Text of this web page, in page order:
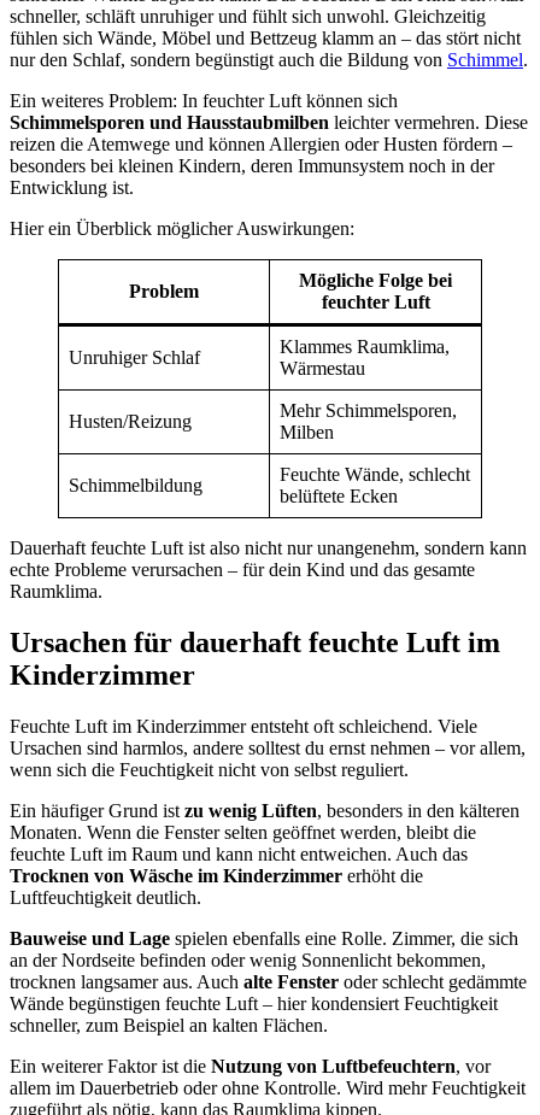
schneller, schläft unruhiger und fühlt sich unwohl. Gleichzeitig
fühlen sich Wände, Möbel und Bettzeug klamm an – das stört nicht
nur den Schlaf, sondern begünstigt auch die Bildung von Schimmel.
Ein weiteres Problem: In feuchter Luft können sich
Schimmelsporen und Hausstaubmilben leichter vermehren. Diese
reizen die Atemwege und können Allergien oder Husten fördern –
besonders bei kleinen Kindern, deren Immunsystem noch in der
Entwicklung ist.
Hier ein Überblick möglicher Auswirkungen:
Problem
Mögliche Folge bei
feuchter Luft
Unruhiger Schlaf
Klammes Raumklima,
Wärmestau
Husten/Reizung
Mehr Schimmelsporen,
Milben
Schimmelbildung
Feuchte Wände, schlecht
belüftete Ecken
Dauerhaft feuchte Luft ist also nicht nur unangenehm, sondern kann
echte Probleme verursachen – für dein Kind und das gesamte
Raumklima.
Ursachen für dauerhaft feuchte Luft im
Kinderzimmer
Feuchte Luft im Kinderzimmer entsteht oft schleichend. Viele
Ursachen sind harmlos, andere solltest du ernst nehmen – vor allem,
wenn sich die Feuchtigkeit nicht von selbst reguliert.
Ein häufiger Grund ist zu wenig Lüften, besonders in den kälteren
Monaten. Wenn die Fenster selten geöffnet werden, bleibt die
feuchte Luft im Raum und kann nicht entweichen. Auch das
Trocknen von Wäsche im Kinderzimmer erhöht die
Luftfeuchtigkeit deutlich.
Bauweise und Lage spielen ebenfalls eine Rolle. Zimmer, die sich
an der Nordseite befinden oder wenig Sonnenlicht bekommen,
trocknen langsamer aus. Auch alte Fenster oder schlecht gedämmte
Wände begünstigen feuchte Luft – hier kondensiert Feuchtigkeit
schneller, zum Beispiel an kalten Flächen.
Ein weiterer Faktor ist die Nutzung von Luftbefeuchtern, vor
allem im Dauerbetrieb oder ohne Kontrolle. Wird mehr Feuchtigkeit
zugeführt als nötig, kann das Raumklima kippen.